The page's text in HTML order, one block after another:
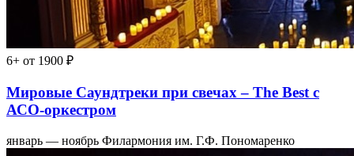
6+ от 1900 ₽
Мировые Саундтреки при свечах – The Best с
АСО-оркестром
январь — ноябрь Филармония им. Г.Ф. Пономаренко